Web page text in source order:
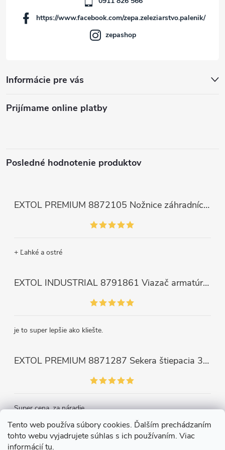
Tento web používa súbory cookies. Ďalším prechádzaním
tohto webu vyjadrujete súhlas s ich používaním. Viac
informáciítu.
Informácie pre vás
https://www.facebook.com/zepa.zeleziarstvo.palenik/
zepashop
Prijímame online platby
Posledné hodnotenie produktov
EXTOL PREMIUM 8872105 Nožnice záhradnícke dlhé úzke, 200mm, max. prestrih Ø6mm
+ Ľahké a ostré
EXTOL INDUSTRIAL 8791861 Viazač armatúr aku Share20V, bez aku, drôt 0,8mm, oko 8-34mm, bezuhlíkový motor
je to super lepšie ako kliešte.
EXTOL PREMIUM 8871287 Sekera štiepacia 3500g, nylónová násada 910mm
Super cena, za náradie.